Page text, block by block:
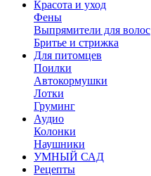
Красота и уход
Фены
Выпрямители для волос
Бритье и стрижка
Для питомцев
Поилки
Автокормушки
Лотки
Груминг
Аудио
Колонки
Наушники
УМНЫЙ САД
Рецепты